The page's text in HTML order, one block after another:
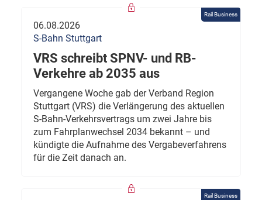
Rail Business
06.08.2026
S-Bahn Stuttgart
VRS schreibt SPNV- und RB-
Verkehre ab 2035 aus
Vergangene Woche gab der Verband Region
Stuttgart (VRS) die Verlängerung des aktuellen
S-Bahn-Verkehrsvertrags um zwei Jahre bis
zum Fahrplanwechsel 2034 bekannt – und
kündigte die Aufnahme des Vergabeverfahrens
für die Zeit danach an.
Rail Business